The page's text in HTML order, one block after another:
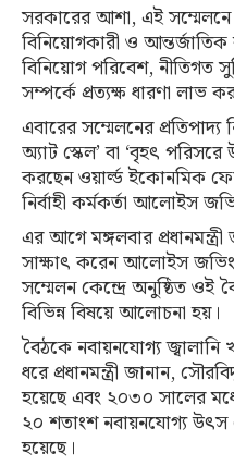
সরকারের আশা, এই সম্মেলনে
বিনিয়োগকারী ও আন্তর্জাতিক
বিনিয়োগ পরিবেশ, নীতিগত
সম্পর্কে প্রত্যক্ষ ধারণা লাভ
এবারের সম্মেলনের প্রতিপাদ্য
অ্যাট স্কেল’ বা ‘বৃহৎ পরিসরে
করছেন ওয়ার্ল্ড ইকোনমিক
নির্বাহী কর্মকর্তা আলোইস
এর আগে মঙ্গলবার
সাক্ষাৎ করেন আলোইস
সম্মেলন কেন্দ্রে অনুষ্ঠিত ওই
বিভিন্ন বিষয়ে আলোচনা হয়।
বৈঠকে নবায়নযোগ্য জ্বালানি
ধরে প্রধানমন্ত্রী জানান,
হয়েছে এবং ২০৩০ সালের
২০ শতাংশ নবায়নযোগ্য উৎস
হয়েছে।